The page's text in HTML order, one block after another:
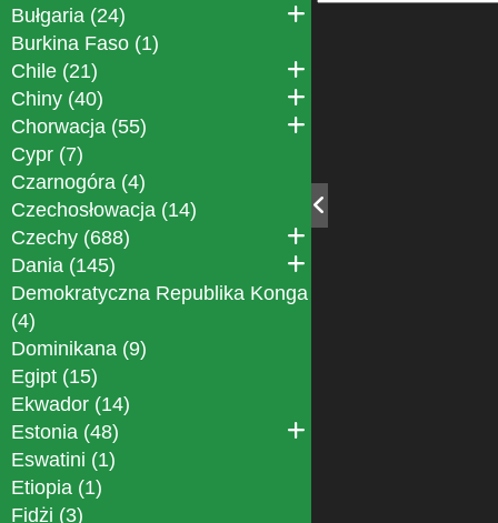
Bułgaria (24)
Burkina Faso (1)
Chile (21)
Chiny (40)
Chorwacja (55)
Cypr (7)
Czarnogóra (4)
Czechosłowacja (14)
Czechy (688)
Dania (145)
Demokratyczna Republika Konga
(4)
Dominikana (9)
Egipt (15)
Ekwador (14)
Estonia (48)
Eswatini (1)
Etiopia (1)
Fidżi (3)